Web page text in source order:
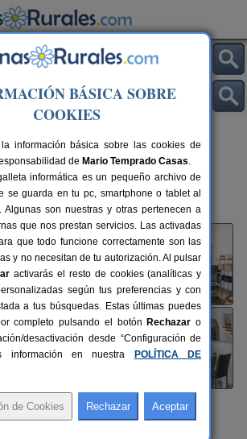
Denia (Alicante)
8 plazas 100 km de Alicante
alojamiento
BÁSICA SOBRE
COOKIES
información básica sobre las cookies de
de Mario Temprado Casas.
informática es un pequeño archivo de
se guarda en tu pc, smartphone o tablet al
Algunas son nuestras y otras pertenecen a
que nos prestan servicios. Las activadas
que todo funcione correctamente son las
y no necesitan de tu autorización. Al pulsar
activarás el resto de cookies (analíticas y
según tus preferencias y con
a tus búsquedas. Estas últimas puedes
completo pulsando el botón Rechazar o
desactivación desde “Configuración de
información en nuestra
POLÍTICA DE